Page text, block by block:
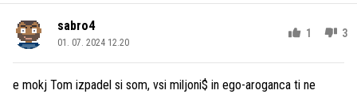
sabro4
01. 07. 2024 12.20
1 3
e mokj Tom izpadel si som, vsi miljoni$ in ego-aroganca ti ne